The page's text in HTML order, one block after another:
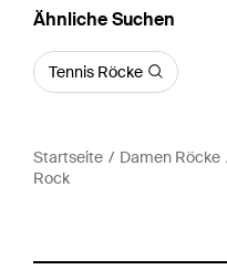
Ähnliche Suchen
Tennis Röcke
Startseite Damen Röcke
Rock